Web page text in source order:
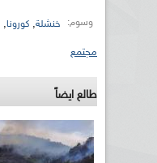
وسوم: خنشلة, كورونا,
مجتمع
طالع ايضاً